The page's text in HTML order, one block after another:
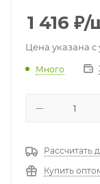
1 416 ₽/
Цена указана с
Много
Рассчитать
Купить